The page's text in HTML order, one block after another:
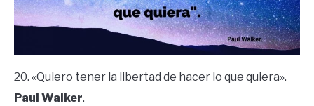
20. «Quiero tener la libertad de hacer lo que quiera».
Paul Walker.